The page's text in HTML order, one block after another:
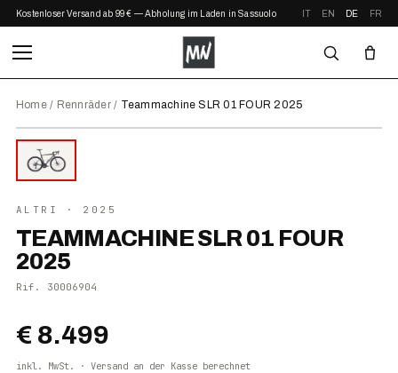
Kostenloser Versand ab 99 € — Abholung im Laden in Sassuolo IT EN DE FR
Home/ Rennräder/ Teammachine SLR 01 FOUR 2025
2025
ALTRI · 2025
TEAMMACHINE SLR 01 FOUR
2025
Rif. 30006904
€ 8.499
inkl. MwSt. · Versand an der Kasse berechnet